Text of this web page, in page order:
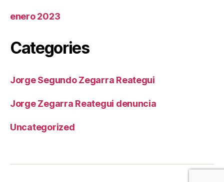
enero 2023
Categories
Jorge Segundo Zegarra Reategui
Jorge Zegarra Reategui denuncia
Uncategorized